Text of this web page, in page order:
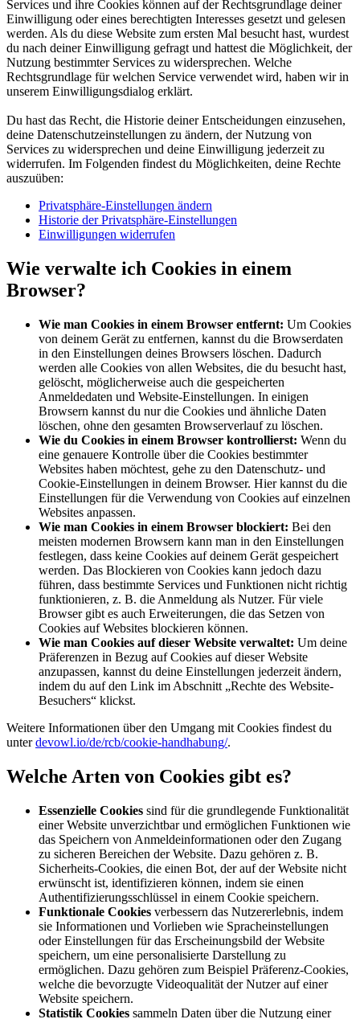
Services und ihre Cookies können auf der Rechtsgrundlage deiner
Einwilligung oder eines berechtigten Interesses gesetzt und gelesen
werden. Als du diese Website zum ersten Mal besucht hast, wurdest
du nach deiner Einwilligung gefragt und hattest die Möglichkeit, der
Nutzung bestimmter Services zu widersprechen. Welche
Rechtsgrundlage für welchen Service verwendet wird, haben wir in
unserem Einwilligungsdialog erklärt.
Du hast das Recht, die Historie deiner Entscheidungen einzusehen,
deine Datenschutzeinstellungen zu ändern, der Nutzung von
Services zu widersprechen und deine Einwilligung jederzeit zu
widerrufen. Im Folgenden findest du Möglichkeiten, deine Rechte
auszuüben:
Privatsphäre-Einstellungen ändern
Historie der Privatsphäre-Einstellungen
Einwilligungen widerrufen
Wie verwalte ich Cookies in einem
Browser?
Wie man Cookies in einem Browser entfernt: Um Cookies
von deinem Gerät zu entfernen, kannst du die Browserdaten
in den Einstellungen deines Browsers löschen. Dadurch
werden alle Cookies von allen Websites, die du besucht hast,
gelöscht, möglicherweise auch die gespeicherten
Anmeldedaten und Website-Einstellungen. In einigen
Browsern kannst du nur die Cookies und ähnliche Daten
löschen, ohne den gesamten Browserverlauf zu löschen.
Wie du Cookies in einem Browser kontrollierst: Wenn du
eine genauere Kontrolle über die Cookies bestimmter
Websites haben möchtest, gehe zu den Datenschutz- und
Cookie-Einstellungen in deinem Browser. Hier kannst du die
Einstellungen für die Verwendung von Cookies auf einzelnen
Websites anpassen.
Wie man Cookies in einem Browser blockiert: Bei den
meisten modernen Browsern kann man in den Einstellungen
festlegen, dass keine Cookies auf deinem Gerät gespeichert
werden. Das Blockieren von Cookies kann jedoch dazu
führen, dass bestimmte Services und Funktionen nicht richtig
funktionieren, z. B. die Anmeldung als Nutzer. Für viele
Browser gibt es auch Erweiterungen, die das Setzen von
Cookies auf Websites blockieren können.
Wie man Cookies auf dieser Website verwaltet: Um deine
Präferenzen in Bezug auf Cookies auf dieser Website
anzupassen, kannst du deine Einstellungen jederzeit ändern,
indem du auf den Link im Abschnitt „Rechte des Website-
Besuchers“ klickst.
Weitere Informationen über den Umgang mit Cookies findest du
unterdevowl.io/de/rcb/cookie-handhabung/.
Welche Arten von Cookies gibt es?
Essenzielle Cookies sind für die grundlegende Funktionalität
einer Website unverzichtbar und ermöglichen Funktionen wie
das Speichern von Anmeldeinformationen oder den Zugang
zu sicheren Bereichen der Website. Dazu gehören z. B.
Sicherheits-Cookies, die einen Bot, der auf der Website nicht
erwünscht ist, identifizieren können, indem sie einen
Authentifizierungsschlüssel in einem Cookie speichern.
Funktionale Cookies verbessern das Nutzererlebnis, indem
sie Informationen und Vorlieben wie Spracheinstellungen
oder Einstellungen für das Erscheinungsbild der Website
speichern, um eine personalisierte Darstellung zu
ermöglichen. Dazu gehören zum Beispiel Präferenz-Cookies,
welche die bevorzugte Videoqualität der Nutzer auf einer
Website speichern.
Statistik Cookies sammeln Daten über die Nutzung einer